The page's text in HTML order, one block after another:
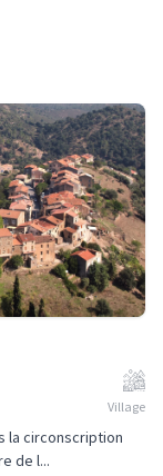
Village
la circonscription
de l...